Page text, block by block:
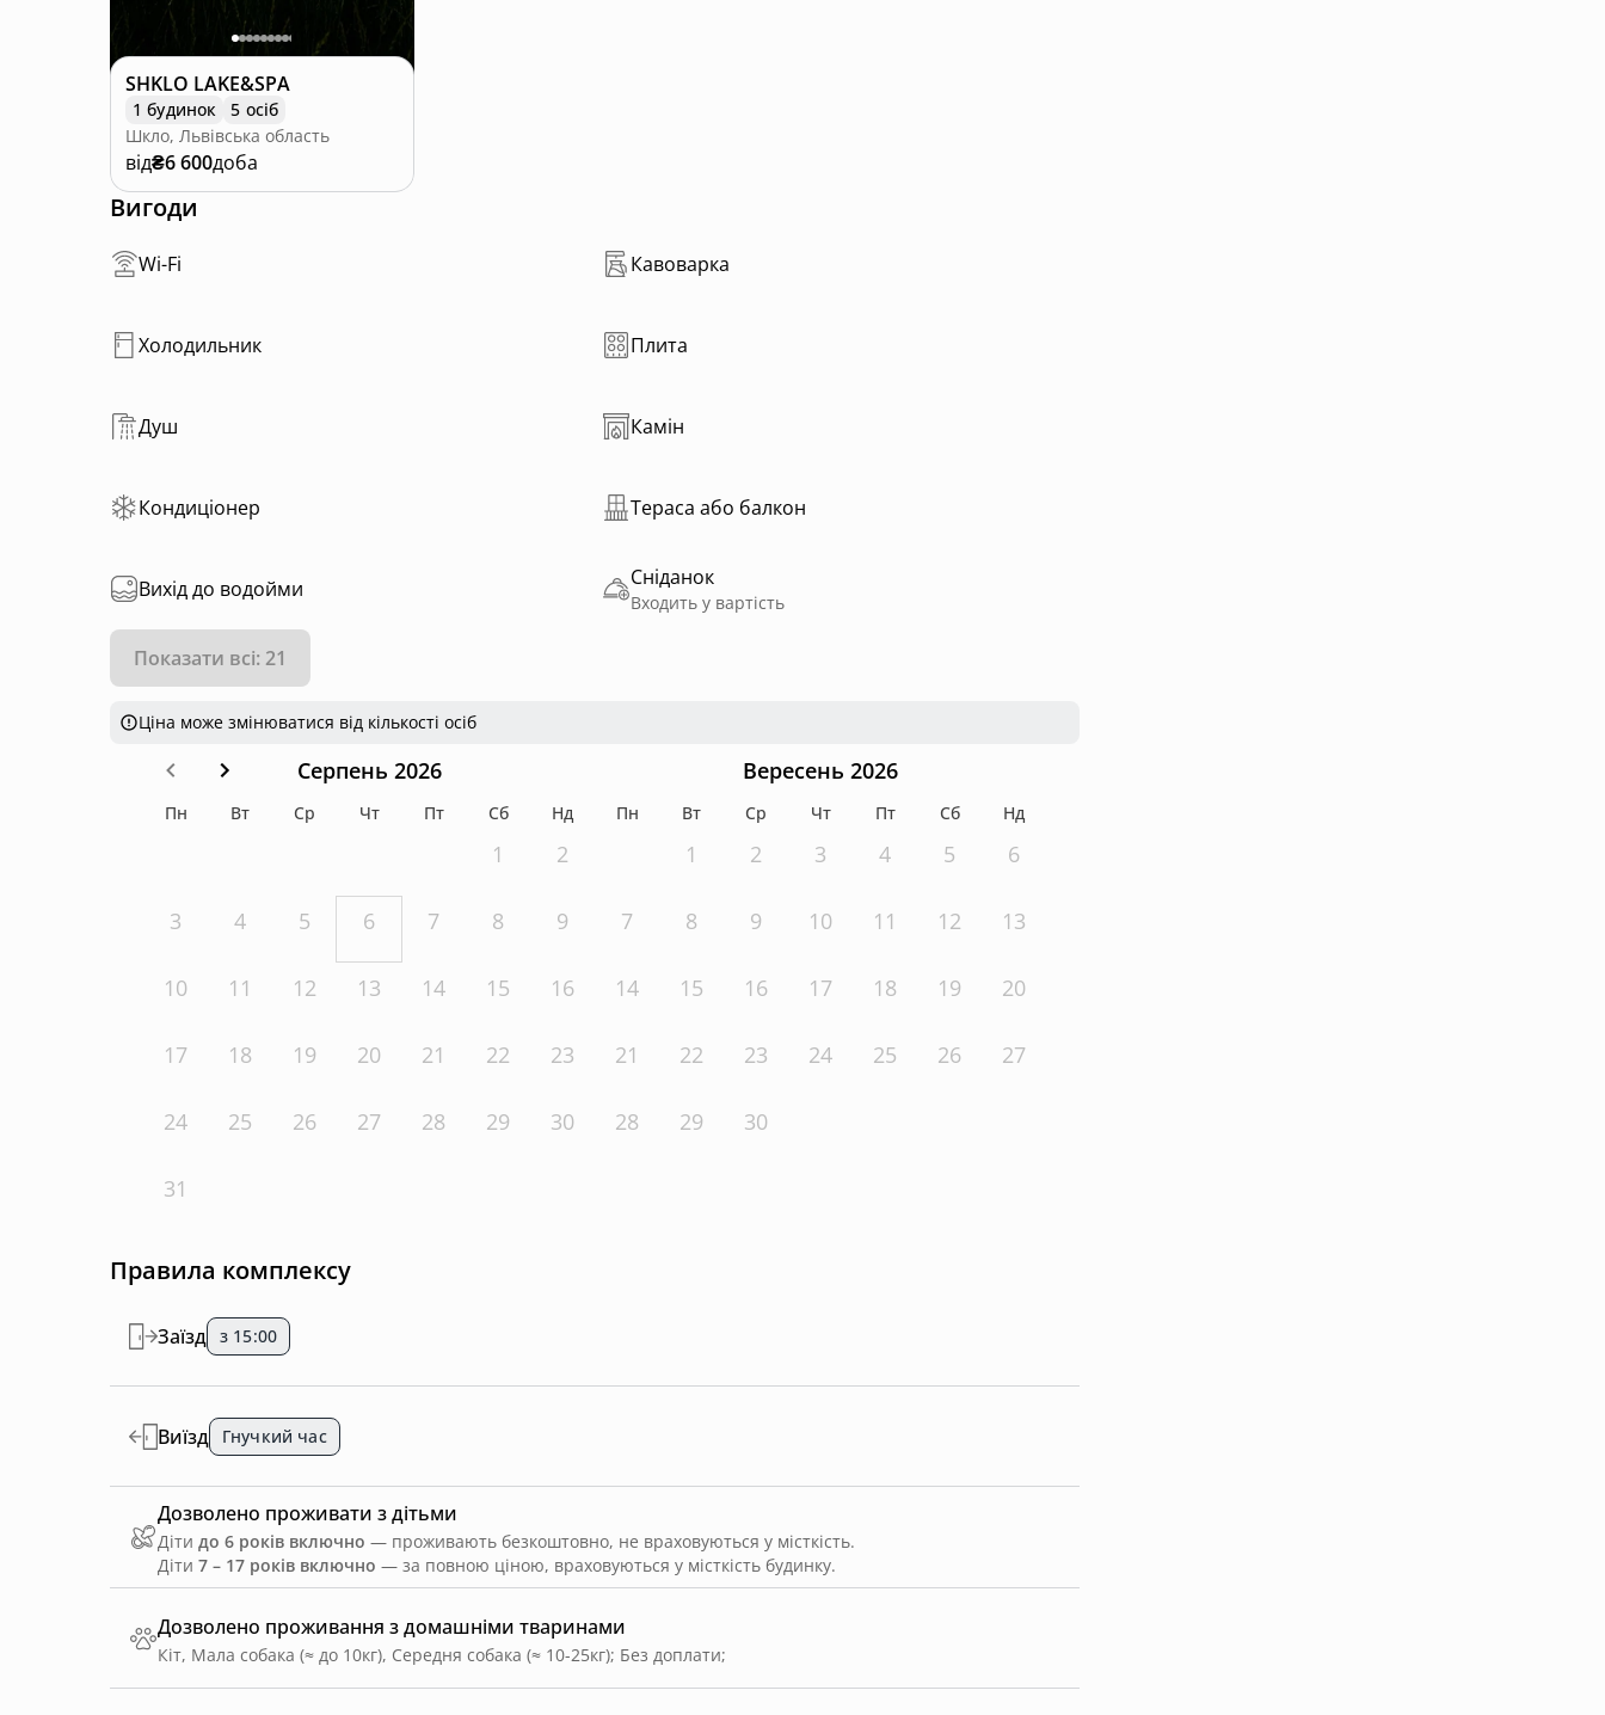
SHKLO LAKE&SPA
1 будинок
5 осіб
Шкло, Львівська область
від₴6 600доба
Вигоди
Wi-Fi Кавоварка
Холодильник Плита
Душ Камін
Кондиціонер Тераса або балкон
Вихід до водойми Сніданок
Входить у вартість
Показати всі: 21
Ціна може змінюватися від кількості осіб
Серпень 2026
Пн Вт Ср Чт Пт Сб Нд
1 2
3 4 5 6 7 8 9
10 11 12 13 14 15 16
17 18 19 20 21 22 23
24 25 26 27 28 29 30
31
Вересень 2026
Пн Вт Ср Чт Пт Сб Нд
1 2 3 4 5 6
7 8 9 10 11 12 13
14 15 16 17 18 19 20
21 22 23 24 25 26 27
28 29 30
Правила комплексу
Дозволено проживання з домашніми тваринами
Кіт, Мала собака (≈ до 10кг), Середня собака (≈ 10-25кг); Без доплати;
Заїзд з 15:00
Виїзд Гнучкий час
Дозволено проживати з дітьми
Діти до 6 років включно — проживають безкоштовно, не враховуються у місткість.
Діти 7 – 17 років включно — за повною ціною, враховуються у місткість будинку.